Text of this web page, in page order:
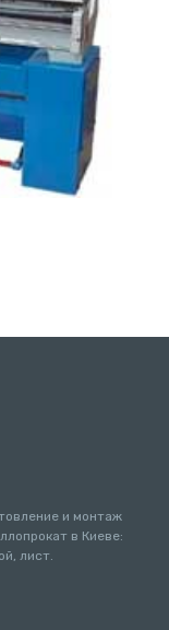
и монтаж
в Киеве:
лист.